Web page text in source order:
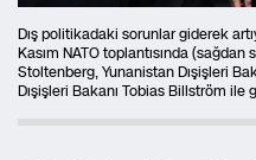
Dış politikadaki sorunlar giderek
Kasım NATO toplantısında
Stoltenberg, Yunanistan Dışişleri
Dışişleri Bakanı Tobias Billström ile